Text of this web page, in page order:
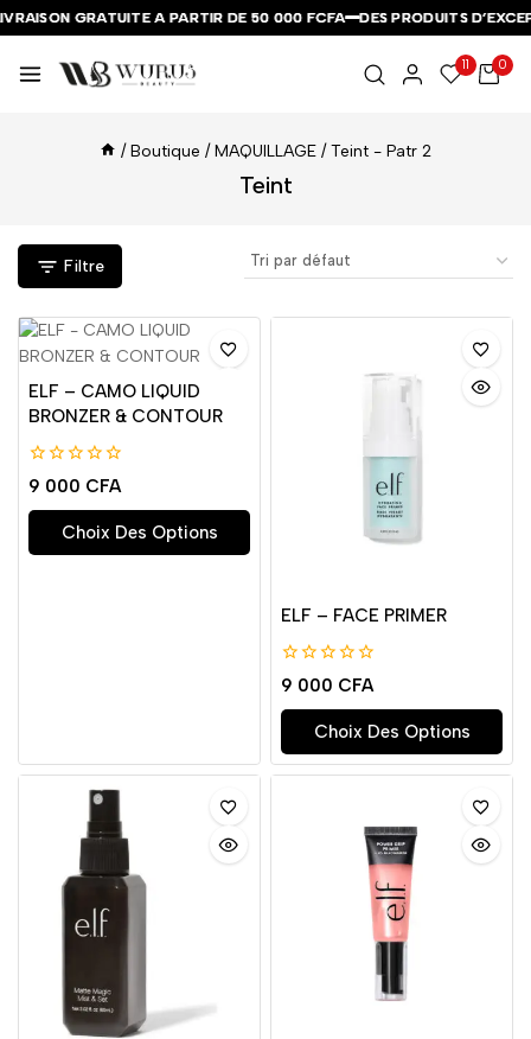
GRATUITE A PARTIR DE 50 000 FCFA DES PRODUITS
GRATUITE A PARTIR DE 50 000 FCFA DES PRODUITS
GRATUITE A PARTIR DE 50 000 FCFA DES PRODUITS
11 0
/ Boutique / MAQUILLAGE / Teint - Patr 2
Teint
Filtre
ELF – CAMO LIQUID
BRONZER & CONTOUR
0
de
5
9 000 CFA
Choix Des Options
ELF – FACE PRIMER
0
de
5
9 000 CFA
Choix Des Options